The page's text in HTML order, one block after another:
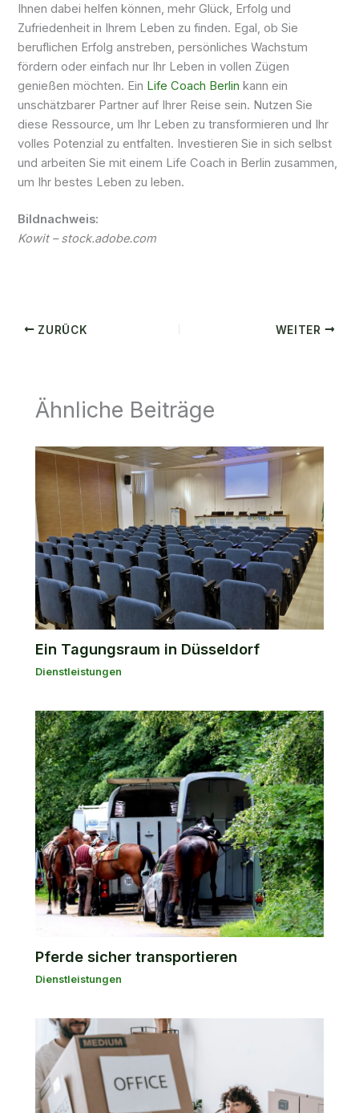
Ihnen dabei helfen können, mehr Glück, Erfolg und
Zufriedenheit in Ihrem Leben zu finden. Egal, ob Sie
beruflichen Erfolg anstreben, persönliches Wachstum
fördern oder einfach nur Ihr Leben in vollen Zügen
genießen möchten. Ein Life Coach Berlin kann ein
unschätzbarer Partner auf Ihrer Reise sein. Nutzen Sie
diese Ressource, um Ihr Leben zu transformieren und Ihr
volles Potenzial zu entfalten. Investieren Sie in sich selbst
und arbeiten Sie mit einem Life Coach in Berlin zusammen,
um Ihr bestes Leben zu leben.
Bildnachweis:
Kowit – stock.adobe.com
ZURÜCK WEITER
Ähnliche Beiträge
Ein Tagungsraum in Düsseldorf
Dienstleistungen
Pferde sicher transportieren
Dienstleistungen